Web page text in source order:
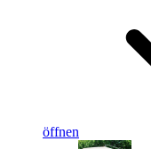
öffnen